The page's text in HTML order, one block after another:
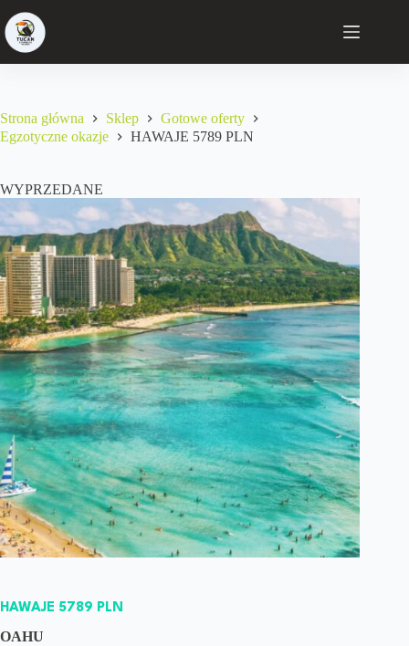
Strona główna Sklep
Gotowe oferty
Egzotyczne okazje
HAWAJE 5789 PLN
WYPRZEDANE
HAWAJE 5789 PLN
OAHU